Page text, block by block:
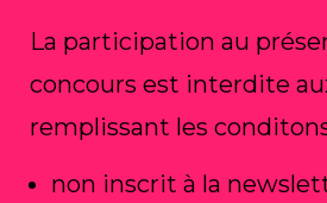
La participation au
concours est interdite
remplissant les
non inscrit à la